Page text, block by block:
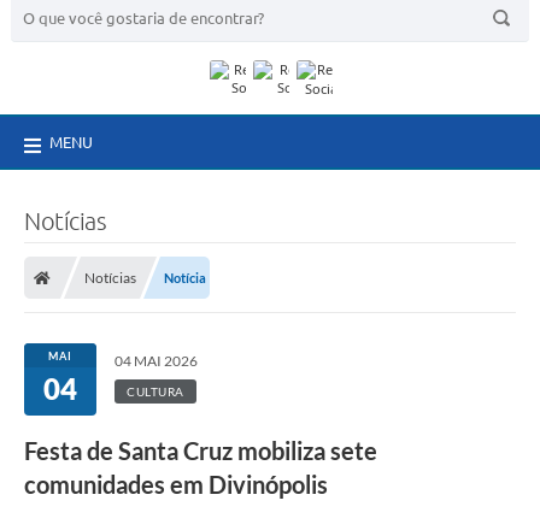
MENU
Notícias
Notícias Notícia
MAI
04
04 MAI 2026
CULTURA
Festa de Santa Cruz mobiliza sete
comunidades em Divinópolis